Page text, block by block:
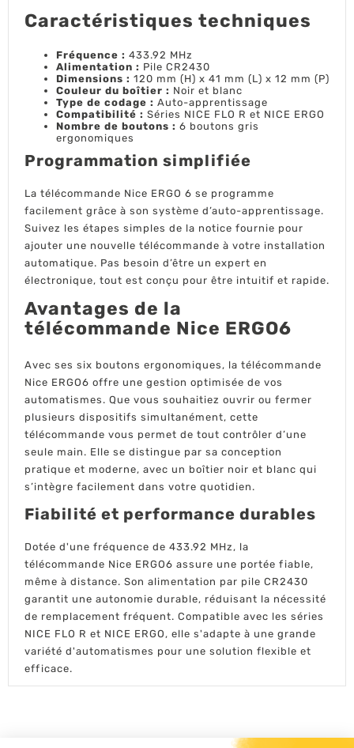
Caractéristiques techniques
Fréquence : 433.92 MHz
Alimentation : Pile CR2430
Dimensions : 120 mm (H) x 41 mm (L) x 12 mm (P)
Couleur du boîtier : Noir et blanc
Type de codage : Auto-apprentissage
Compatibilité : Séries NICE FLO R et NICE ERGO
Nombre de boutons : 6 boutons gris
ergonomiques
Programmation simplifiée
La télécommande Nice ERGO 6 se programme
facilement grâce à son système d’auto-apprentissage.
Suivez les étapes simples de la notice fournie pour
ajouter une nouvelle télécommande à votre installation
automatique. Pas besoin d’être un expert en
électronique, tout est conçu pour être intuitif et rapide.
Avantages de la
télécommande Nice ERGO6
Avec ses six boutons ergonomiques, la télécommande
Nice ERGO6 offre une gestion optimisée de vos
automatismes. Que vous souhaitiez ouvrir ou fermer
plusieurs dispositifs simultanément, cette
télécommande vous permet de tout contrôler d’une
seule main. Elle se distingue par sa conception
pratique et moderne, avec un boîtier noir et blanc qui
s’intègre facilement dans votre quotidien.
Fiabilité et performance durables
Dotée d'une fréquence de 433.92 MHz, la
télécommande Nice ERGO6 assure une portée fiable,
même à distance. Son alimentation par pile CR2430
garantit une autonomie durable, réduisant la nécessité
de remplacement fréquent. Compatible avec les séries
NICE FLO R et NICE ERGO, elle s'adapte à une grande
variété d'automatismes pour une solution flexible et
efficace.